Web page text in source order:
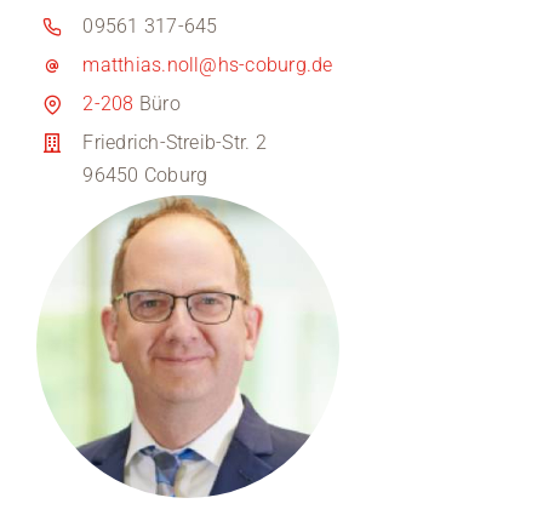
Entdecke die Region
Informationen für …
Kontakt
Medien
Stellenangebote
News
Veranstaltungen
09561 317-645
matthias.noll@hs-coburg.de
2-208 Büro
Friedrich-Streib-Str. 2
96450 Coburg